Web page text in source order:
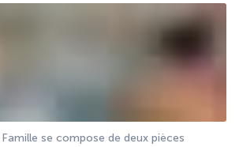
se compose de deux pièces